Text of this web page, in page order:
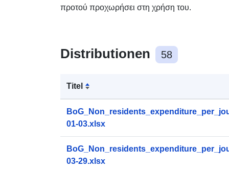
προτού προχωρήσει στη χρήση του.​​​​
Distributionen 58
Titel
01-03.xlsx
03-29.xlsx